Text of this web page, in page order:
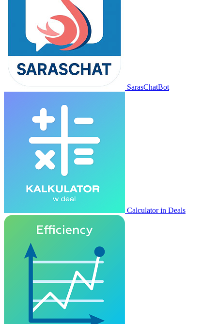
SarasChatBot
Calculator in Deals